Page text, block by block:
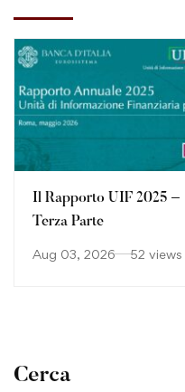
Il Rapporto UIF 2025 –
Terza Parte
Aug 03, 2026 52 views
Cerca